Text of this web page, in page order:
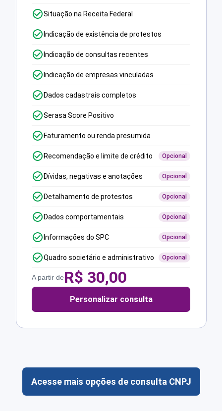
Situação na Receita Federal
Indicação de existência de protestos
Indicação de consultas recentes
Indicação de empresas vinculadas
Dados cadastrais completos
Serasa Score Positivo
Faturamento ou renda presumida
Recomendação e limite de crédito Opcional
Dívidas, negativas e anotações Opcional
Detalhamento de protestos Opcional
Dados comportamentais Opcional
Informações do SPC Opcional
Quadro societário e administrativo Opcional
A partir deR$ 30,00
Personalizar consulta
Acesse mais opções de consulta CNPJ